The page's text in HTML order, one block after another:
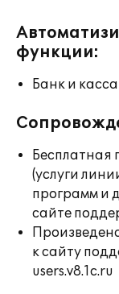
функции:
Банк и касса
Бесплатная
(услуги
программ и
сайте
к сайту
users.v8.1c.ru